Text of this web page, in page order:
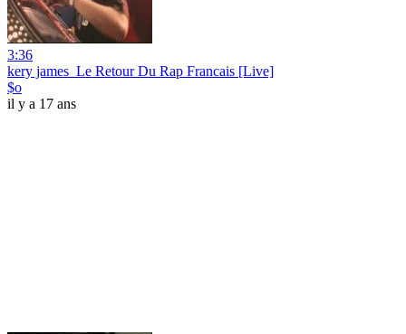
3:36
kery james_Le Retour Du Rap Francais [Live]
$o
il y a 17 ans